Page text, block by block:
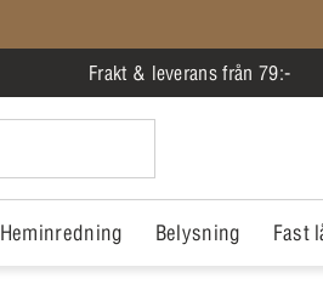
Frakt & leverans från 79:-
Heminredning Belysning Fast